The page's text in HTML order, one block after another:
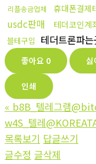
리플송금업체 휴대폰결제
usdc판매
테더코인계
블테구입 테더트론파는
좋아요 0 싫
인쇄
« b8B_텔레그램
w4S_텔레
목록보기 답글쓰기
글수정 글삭제